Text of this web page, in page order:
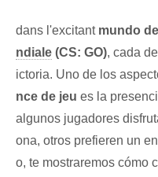
dans l'excitant mundo
ndiale (CS: GO), cada
ictoria. Uno‌ de ⁢los
nce de jeu es la
algunos jugadores
ona, otros⁢ prefieren un
o,⁤ te mostraremos ​cómo